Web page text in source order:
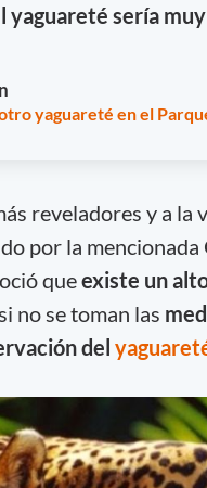
yaguareté sería
yaguareté en el
reveladores y a
por la mencionada
queexiste un
si no se toman las
del